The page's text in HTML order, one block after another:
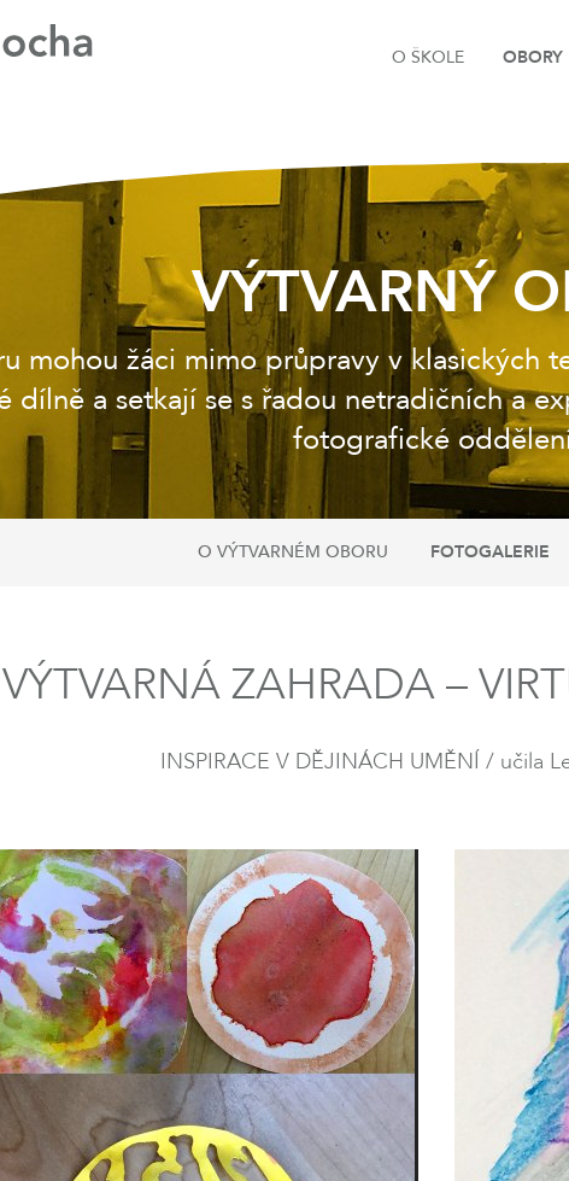
O ŠKOLE OBORY
VÝTVARNÝ
mohou žáci mimo průpravy v klasických
dílně a setkají se s řadou netradičních a
fotografické
O VÝTVARNÉM OBORU FOTOGALERIE
VÝTVARNÁ ZAHRADA –
INSPIRACE V DĚJINÁCH UMĚNÍ / učila